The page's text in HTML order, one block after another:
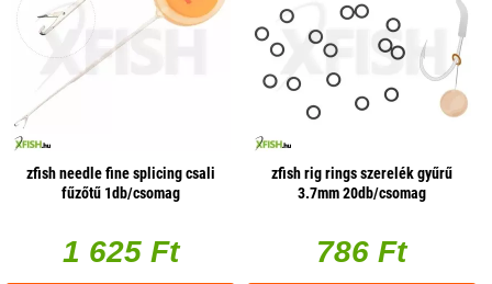
zfish needle fine splicing csali
fűzőtű 1db/csomag
1 625 Ft
zfish rig rings szerelék gyűrű
3.7mm 20db/csomag
786 Ft